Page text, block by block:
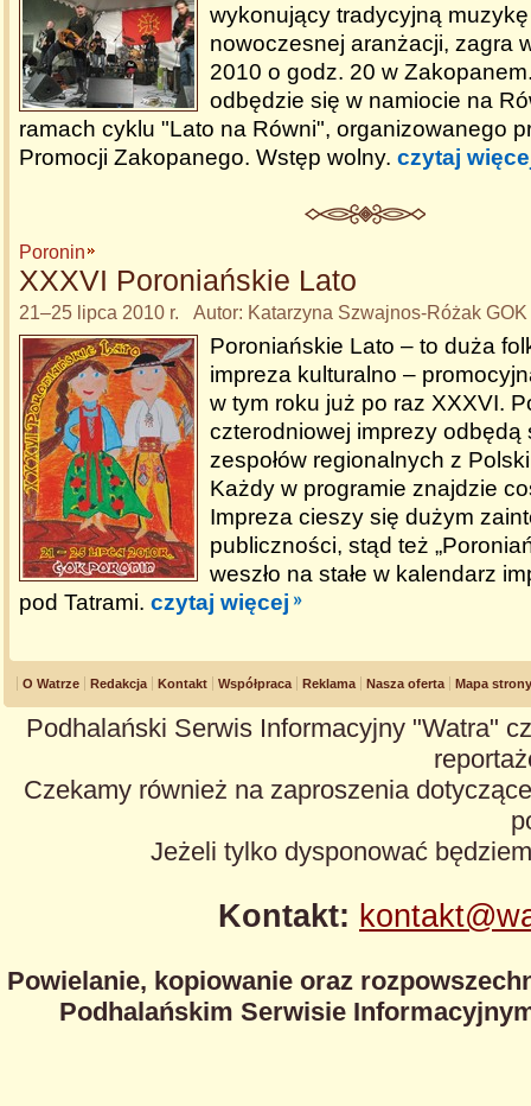
wykonujący tradycyjną
nowoczesnej aranżacji, zagra
2010 o godz. 20 w
odbędzie się w namiocie na
ramach cyklu "Lato na Równi", organizowanego
Promocji Zakopanego. Wstęp wolny. czytaj
Poronin
XXXVI Poroniańskie Lato
21–25 lipca 2010 r. Autor: Katarzyna Szwajnos-Różak
Poroniańskie Lato – to duża
impreza kulturalno –
w tym roku już po raz XXXVI.
czterodniowej imprezy odbędą
zespołów regionalnych z
Każdy w programie znajdzie
Impreza cieszy się dużym
publiczności, stąd też
weszło na stałe w kalendarz
pod Tatrami. czytaj więcej
O Watrze Redakcja Kontakt Współpraca Reklama Nasza oferta Mapa strony
Podhalański Serwis Informacyjny "Watra"
Czekamy również na zaproszenia
Jeżeli tylko dysponować
Kontakt:
Powielanie, kopiowanie oraz
Podhalańskim Serwisie